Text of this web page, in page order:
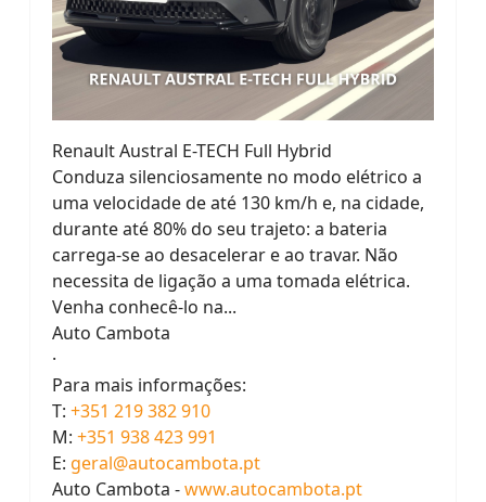
Renault Austral E-TECH Full Hybrid
Conduza silenciosamente no modo elétrico a
uma velocidade de até 130 km/h e, na cidade,
durante até 80% do seu trajeto: a bateria
carrega-se ao desacelerar e ao travar. Não
necessita de ligação a uma tomada elétrica.
Venha conhecê-lo na...
Auto Cambota
·
Para mais informações:
T: +351 219 382 910
M: +351 938 423 991
E: geral@autocambota.pt
Auto Cambota -www.autocambota.pt